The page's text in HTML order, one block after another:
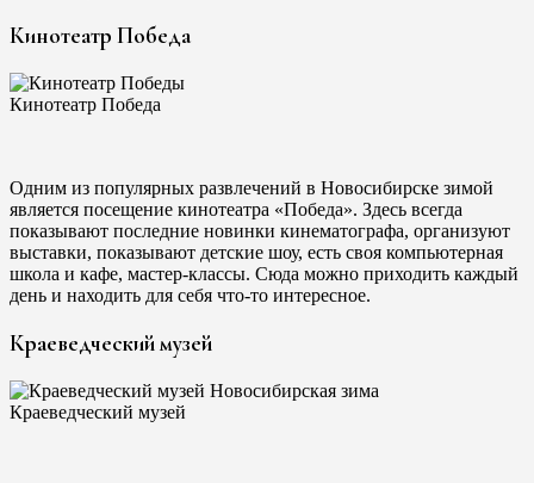
Кинотеатр Победа
Кинотеатр Победа
Одним из популярных развлечений в Новосибирске зимой
является посещение кинотеатра «Победа». Здесь всегда
показывают последние новинки кинематографа, организуют
выставки, показывают детские шоу, есть своя компьютерная
школа и кафе, мастер-классы. Сюда можно приходить каждый
день и находить для себя что-то интересное.
Краеведческий музей
Краеведческий музей